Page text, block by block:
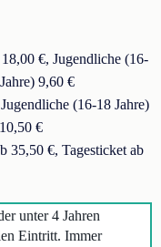
€, Jugendliche (16-
9,60 €
(16-18 Jahre)
€
35,50 €, Tagesticket ab
unter 4 Jahren
Eintritt. Immer